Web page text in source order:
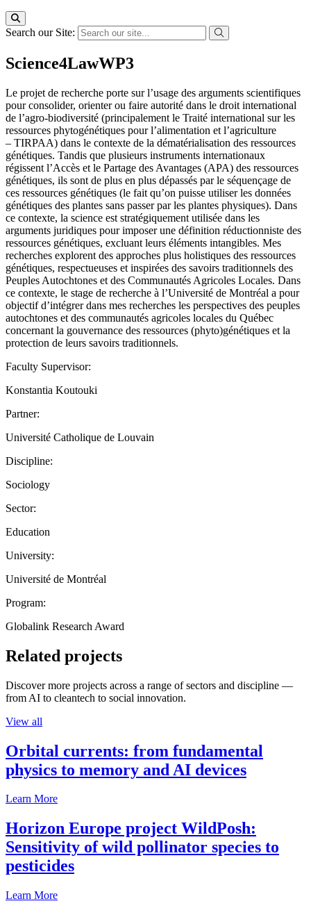
Search our Site:
Science4LawWP3
Le projet de recherche porte sur l’usage des arguments scientifiques
pour consolider, orienter ou faire autorité dans le droit international
de l’agro-biodiversité (principalement le Traité international sur les
ressources phytogénétiques pour l’alimentation et l’agriculture
– TIRPAA) dans le contexte de la dématérialisation des ressources
génétiques. Tandis que plusieurs instruments internationaux
régissent l’Accès et le Partage des Avantages (APA) des ressources
génétiques, ils sont de plus en plus dépassés par le séquençage de
ces ressources génétiques (le fait qu’on puisse utiliser les données
génétiques des plantes sans passer par les plantes physiques). Dans
ce contexte, la science est stratégiquement utilisée dans les
arguments juridiques pour imposer une définition réductionniste des
ressources génétiques, excluant leurs éléments intangibles. Mes
recherches explorent des approches plus holistiques des ressources
génétiques, respectueuses et inspirées des savoirs traditionnels des
Peuples Autochtones et des Communautés Agricoles Locales. Dans
ce contexte, le stage de recherche à l’Université de Montréal a pour
objectif d’intégrer dans mes recherches les perspectives des peuples
autochtones et des communautés agricoles locales du Québec
concernant la gouvernance des ressources (phyto)génétiques et la
protection de leurs savoirs traditionnels.
Faculty Supervisor:
Konstantia Koutouki
Partner:
Université Catholique de Louvain
Discipline:
Sociology
Sector:
Education
University:
Université de Montréal
Program:
Globalink Research Award
Related projects
Discover more projects across a range of sectors and discipline —
from AI to cleantech to social innovation.
View all
Orbital currents: from fundamental
physics to memory and AI devices
Learn More
Horizon Europe project WildPosh:
Sensitivity of wild pollinator species to
pesticides
Learn More